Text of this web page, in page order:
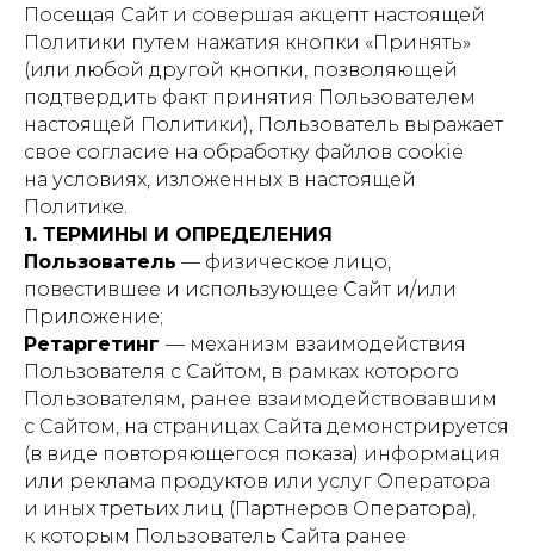
Посещая Сайт и совершая акцепт настоящей
Политики путем нажатия кнопки «Принять»
(или любой другой кнопки, позволяющей
подтвердить факт принятия Пользователем
настоящей Политики), Пользователь выражает
свое согласие на обработку файлов cookie
на условиях, изложенных в настоящей
Политике.
1. ТЕРМИНЫ И ОПРЕДЕЛЕНИЯ
Пользователь — физическое лицо,
повестившее и использующее Сайт и/или
Приложение;
Ретаргетинг — механизм взаимодействия
Пользователя с Сайтом, в рамках которого
Пользователям, ранее взаимодействовавшим
с Сайтом, на страницах Сайта демонстрируется
(в виде повторяющегося показа) информация
или реклама продуктов или услуг Оператора
и иных третьих лиц (Партнеров Оператора),
к которым Пользователь Сайта ранее